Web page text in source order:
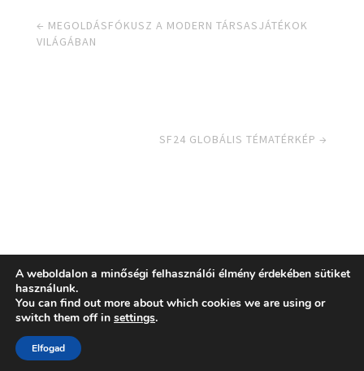
← MEGOLDÁSFÓKUSZ A MODERN TÁRSASJÁTÉKOK
VILÁGÁBAN
SF24 GLOBÁLIS TÉMATÉRKÉP →
© 2021, Solution Focus Egyesület |Adatvédelem |
Alapszabály
web:
A weboldalon a minőségi felhasználói élmény érdekében sütiket
használunk.
You can find out more about which cookies we are using or
switch them off in settings.
Elfogad